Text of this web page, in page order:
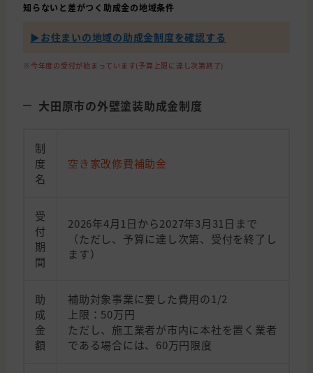
知らないと差がつく助成金の地域条件
▶︎お住まいの地域の助成金制度を確認する
※今年度の受付が始まっています(予算上限に達し次第終了)
大田原市の外壁塗装助成金制度
制
度
名
空き家改修費補助金
受
付
期
間
2026年4月1日から2027年3月31日まで
（ただし、予算に達し次第、受付を終了し
ます）
助
成
金
額
補助対象事業に要した費用の1/2
上限：50万円
ただし、施工業者が市内に本社を置く業者
である場合には、60万円限度